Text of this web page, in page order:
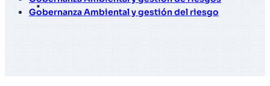
Gobernanza Ambiental y gestión del riesgo